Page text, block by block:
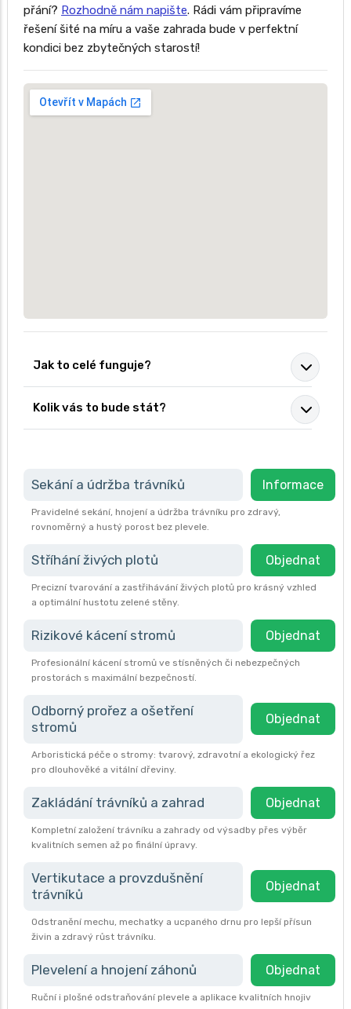
přání? Rozhodně nám napište. Rádi vám připravíme
řešení šité na míru a vaše zahrada bude v perfektní
kondici bez zbytečných starostí!
Jak to celé funguje?
Kolik vás to bude stát?
Sekání a údržba trávníků Informace
Pravidelné sekání, hnojení a údržba trávníku pro zdravý,
rovnoměrný a hustý porost bez plevele.
Stříhání živých plotů Objednat
Precizní tvarování a zastřihávání živých plotů pro krásný vzhled
a optimální hustotu zelené stěny.
Rizikové kácení stromů Objednat
Profesionální kácení stromů ve stísněných či nebezpečných
prostorách s maximální bezpečností.
Odborný prořez a ošetření
stromů
Objednat
Arboristická péče o stromy: tvarový, zdravotní a ekologický řez
pro dlouhověké a vitální dřeviny.
Zakládání trávníků a zahrad Objednat
Kompletní založení trávníku a zahrady od výsadby přes výběr
kvalitních semen až po finální úpravy.
Vertikutace a provzdušnění
trávníků
Objednat
Odstranění mechu, mechatky a ucpaného drnu pro lepší přísun
živin a zdravý růst trávníku.
Plevelení a hnojení záhonů Objednat
Ruční i plošné odstraňování plevele a aplikace kvalitních hnojiv